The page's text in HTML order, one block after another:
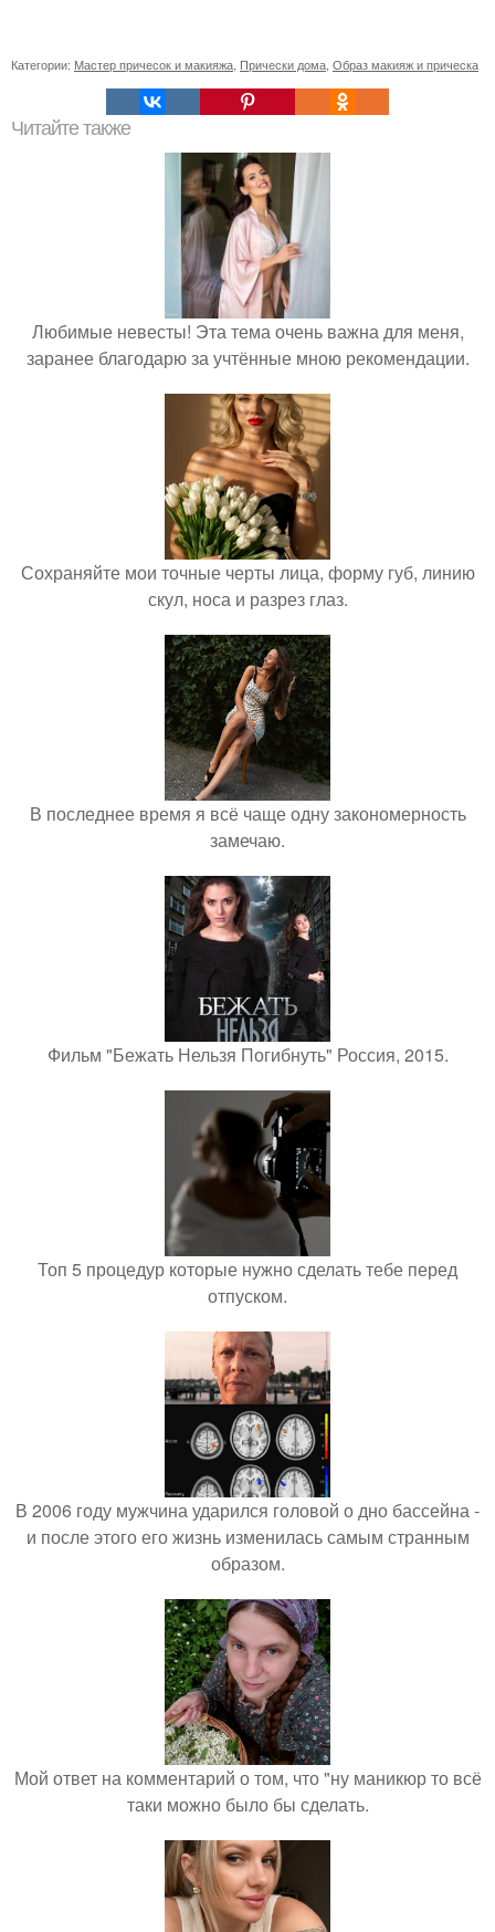
Категории: Мастер причесок и макияжа Прически дома Образ макияж и прическа
Читайте также
Любимые невесты! Эта тема очень важна для меня,
заранее благодарю за учтённые мною рекомендации.
Сохраняйте мои точные черты лица, форму губ, линию
скул, носа и разрез глаз.
В последнее время я всё чаще одну закономерность
замечаю.
Фильм "Бежать Нельзя Погибнуть" Россия, 2015.
Топ 5 процедур которые нужно сделать тебе перед
отпуском.
В 2006 году мужчина ударился головой о дно бассейна -
и после этого его жизнь изменилась самым странным
образом.
Мой ответ на комментарий о том, что "ну маникюр то всё
таки можно было бы сделать.